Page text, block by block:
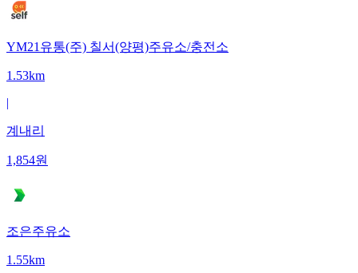
YM21유통(주) 칠서(양평)주유소/충전소
1.53km
|
계내리
1,854원
조은주유소
1.55km